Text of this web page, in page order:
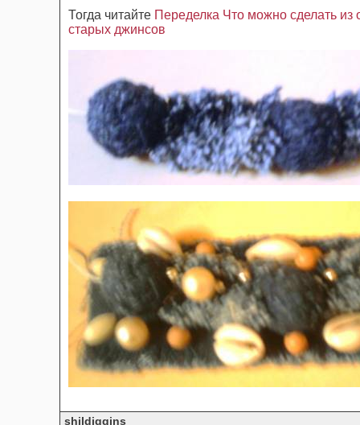
Тогда читайте Переделка Что можно сделать из
старых джинсов
shildiggins